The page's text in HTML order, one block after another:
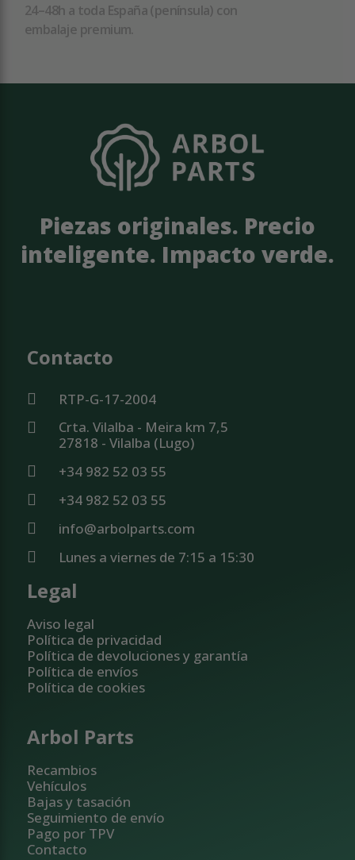
24–48h a toda España (península) con
embalaje premium.
Piezas originales. Precio
inteligente. Impacto verde.
Contacto
RTP-G-17-2004
Crta. Vilalba - Meira km 7,5
27818 - Vilalba (Lugo)
+34 982 52 03 55
+34 982 52 03 55
info@arbolparts.com
Lunes a viernes de 7:15 a 15:30
Legal
Aviso legal
Política de privacidad
Política de devoluciones y garantía
Política de envíos
Política de cookies
Arbol Parts
Recambios
Vehículos
Bajas y tasación
Seguimiento de envío
Pago por TPV
Contacto